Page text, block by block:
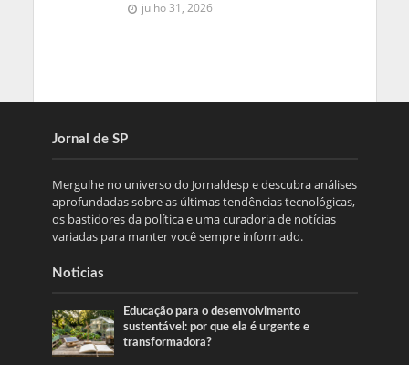
julho 31, 2026
Jornal de SP
Mergulhe no universo do Jornaldesp e descubra análises
aprofundadas sobre as últimas tendências tecnológicas,
os bastidores da política e uma curadoria de notícias
variadas para manter você sempre informado.
Noticias
Educação para o desenvolvimento
sustentável: por que ela é urgente e
transformadora?